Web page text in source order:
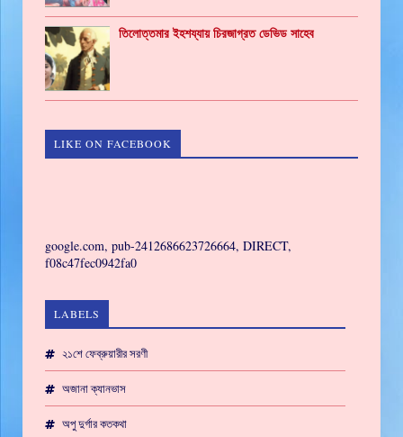
তিলোত্তমার ইহশয্যায় চিরজাগ্রত ডেভিড সাহেব
LIKE ON FACEBOOK
google.com, pub-2412686623726664, DIRECT,
f08c47fec0942fa0
LABELS
২১শে ফেব্রুয়ারীর সরণী
অজানা ক্যানভাস
অপু দুর্গার কতকথা